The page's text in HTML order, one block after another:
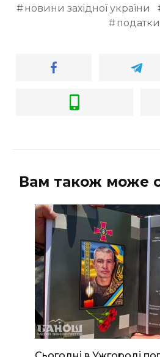
новини західної україни
податки
Вам також може